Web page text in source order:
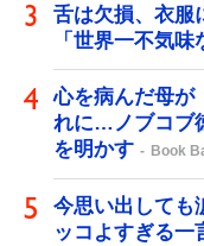
舌は欠損、衣
「世界一不気
心を病んだ母が
れに…ノブコブ
を明かす
Book
今思い出しても
ッコよすぎる